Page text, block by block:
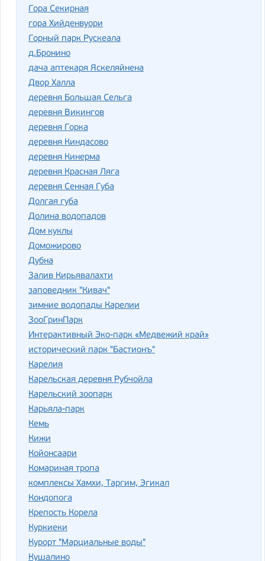
Гора Секирная
гора Хийденвуори
Горный парк Рускеала
д.Бронино
дача аптекаря Яскеляйнена
Двор Халла
деревня Большая Сельга
деревня Викингов
деревня Горка
деревня Киндасово
деревня Кинерма
деревня Красная Ляга
деревня Сенная Губа
Долгая губа
Долина водопадов
Дом куклы
Доможирово
Дубна
Залив Кирьявалахти
заповедник "Кивач"
зимние водопады Карелии
ЗооГринПарк
Интерактивный Эко-парк «Медвежий край»
исторический парк "Бастионъ"
Карелия
Карельская деревня Рубчойла
Карельский зоопарк
Карьяла-парк
Кемь
Кижи
Койонсаари
Комариная тропа
комплексы Хамхи, Таргим, Эгикал
Кондопога
Крепость Корела
Куркиеки
Курорт "Марциальные воды"
Кушалино